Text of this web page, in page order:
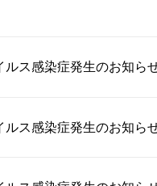
ス感染症発生のお知ら
ス感染症発生のお知ら